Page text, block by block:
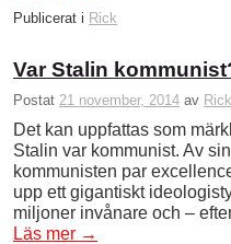
Publicerat i Rick
Var Stalin
Postat 21 november, 2014 av Rick
Det kan uppfattas som
Stalin var kommunist. Av
kommunisten par
upp ett gigantiskt
miljoner invånare och –
Läs mer →